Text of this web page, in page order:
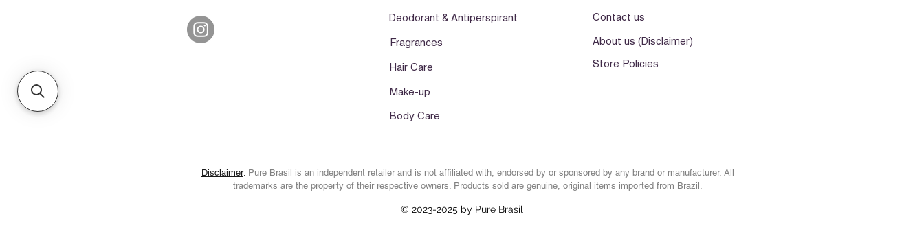
Deodorant & Antiperspirant
Fragrances
Hair Care
Contact us
About us (Disclaimer)
Store Policies
Make-up
Body Care
Disclaimer:Pure Brasil is an independent retailer and is not affiliated with, endorsed by or sponsored by any brand or manufacturer. All
trademarks are the property of their respective owners. Products sold are genuine, original items imported from Brazil.
© 2023-2025 by Pure Brasil